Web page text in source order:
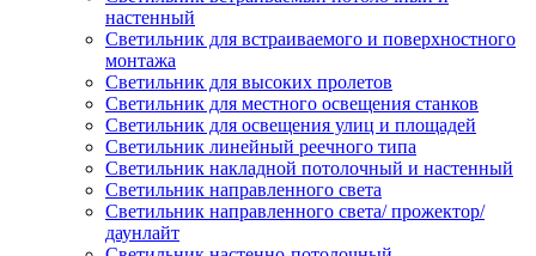
настенный
Светильник для встраиваемого и поверхностного
монтажа
Светильник для высоких пролетов
Светильник для местного освещения станков
Светильник для освещения улиц и площадей
Светильник линейный реечного типа
Светильник накладной потолочный и настенный
Светильник направленного света
Светильник направленного света/ прожектор/
даунлайт